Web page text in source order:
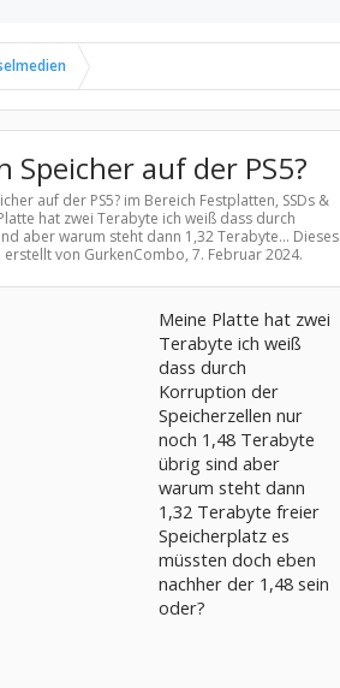
Speicher auf der PS5?
auf der PS5? im Bereich Festplatten, SSDs &
hat zwei Terabyte ich weiß dass durch
aber warum steht dann 1,32 Terabyte... Dieses
erstellt von GurkenCombo, 7. Februar 2024.
Meine Platte hat zwei
Terabyte ich weiß
dass durch
Korruption der
Speicherzellen nur
noch 1,48 Terabyte
übrig sind aber
warum steht dann
1,32 Terabyte freier
Speicherplatz es
müssten doch eben
nachher der 1,48 sein
oder?